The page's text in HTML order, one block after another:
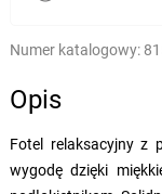
Numer katalogowy:
Opis
Fotel relaksacyjny z
wygodę dzięki